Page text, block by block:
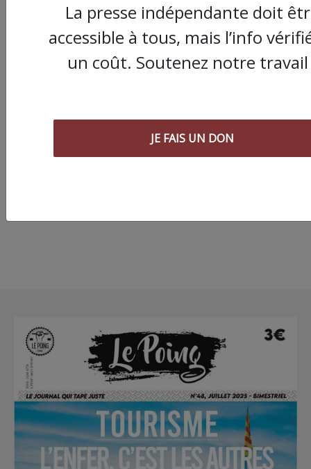
Chronique " Gaza
Urgence
Résilience de la
La presse indépendante doit
accessible à tous, mais l’info
un coût. Soutenez notre
JE FAIS UN DON